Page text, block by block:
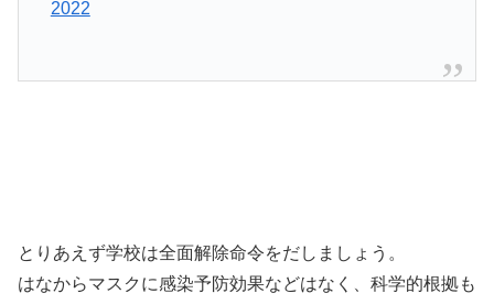
2022
とりあえず学校は全面解除命令をだしましょう。
はなからマスクに感染予防効果などはなく、科学的根拠も